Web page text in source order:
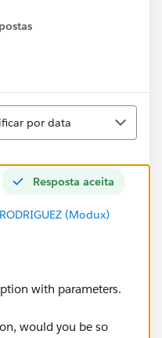
por data
Resposta aceita
(Modux)
with parameters.
would you be so